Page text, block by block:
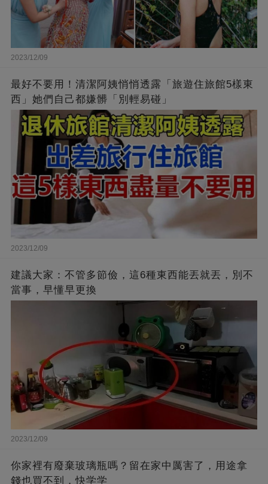
2023/12/09
最好不要用！清潔阿姨悄悄透露「旅遊住旅館5樣東
西」她們自己都嫌髒「別輕易碰」
2023/12/09
建議大家：不管多節儉，這6種東西能丟就丟，別不
當事，早懂早更換
2023/12/09
你家裡有廢棄玻璃瓶嗎？留在家中厲害了，用途拿
錢也買不到，快学学